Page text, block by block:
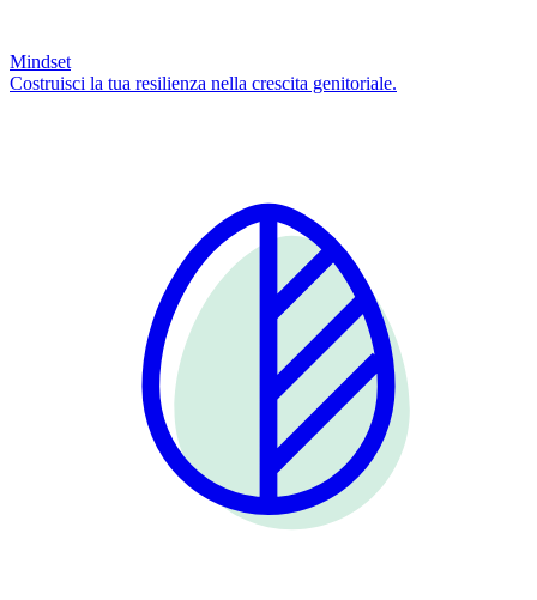
Mindset
Costruisci la tua resilienza nella crescita genitoriale.